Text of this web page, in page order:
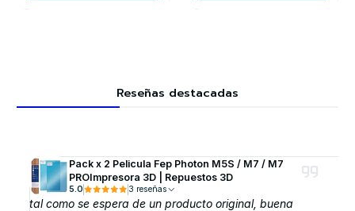
Reseñas destacadas
Pack x 2 Pelicula Fep Photon M5S / M7 / M7
PROImpresora 3D | Repuestos 3D
5.0 3 reseñas
tal como se espera de un producto original, buena